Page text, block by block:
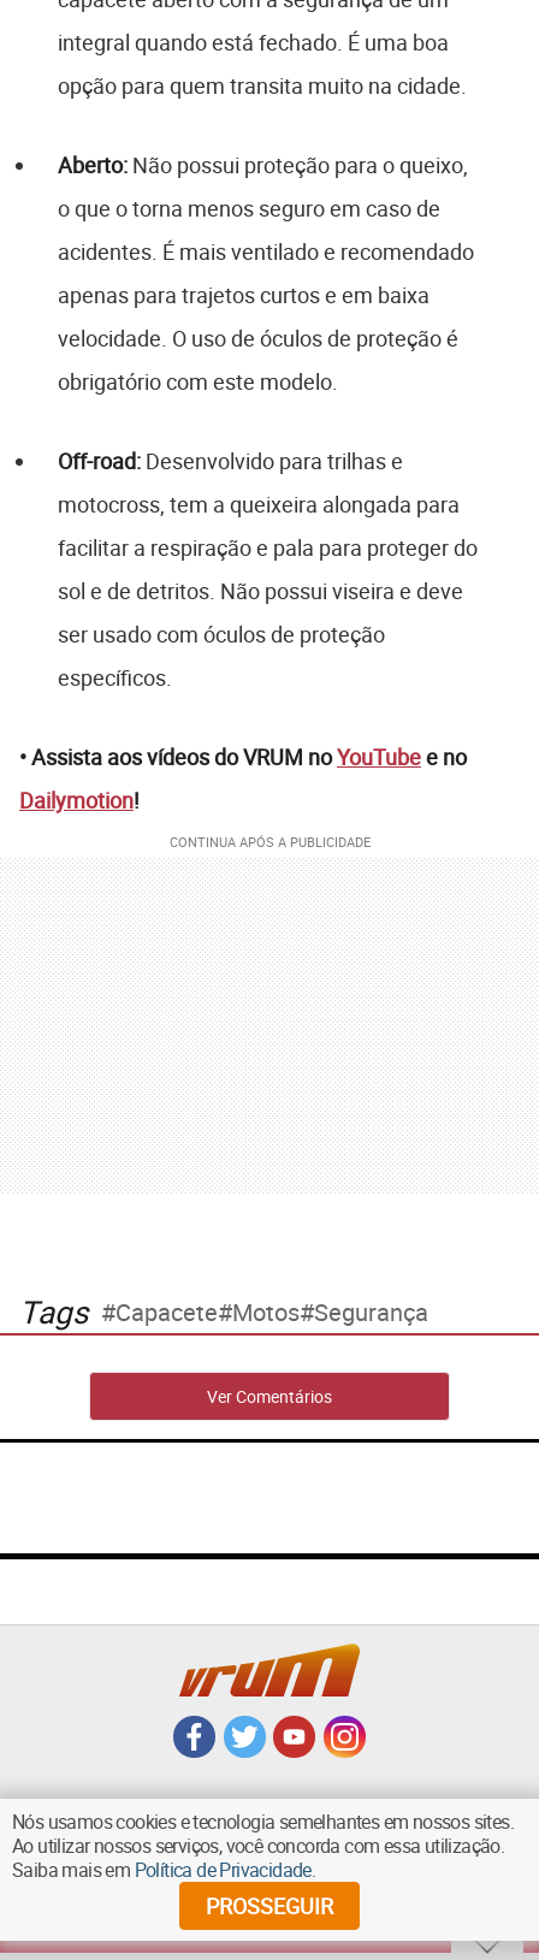
integral quando está fechado. É uma boa
opção para quem transita muito na cidade.
Aberto: Não possui proteção para o queixo,
o que o torna menos seguro em caso de
acidentes. É mais ventilado e recomendado
apenas para trajetos curtos e em baixa
velocidade. O uso de óculos de proteção é
obrigatório com este modelo.
Off-road: Desenvolvido para trilhas e
motocross, tem a queixeira alongada para
facilitar a respiração e pala para proteger do
sol e de detritos. Não possui viseira e deve
ser usado com óculos de proteção
específicos.
• Assista aos vídeos do VRUM noYouTubee no
Dailymotion!
Tags Capacete Motos Segurança
Ver Comentários
VOLTAR AO TOPO
Diários Associados - Todos os direitos reservados
Nós usamos cookies e tecnologia semelhantes em nossos sites.
Ao utilizar nossos serviços, você concorda com essa utilização.
Saiba mais em Política de Privacidade.
PROSSEGUIR